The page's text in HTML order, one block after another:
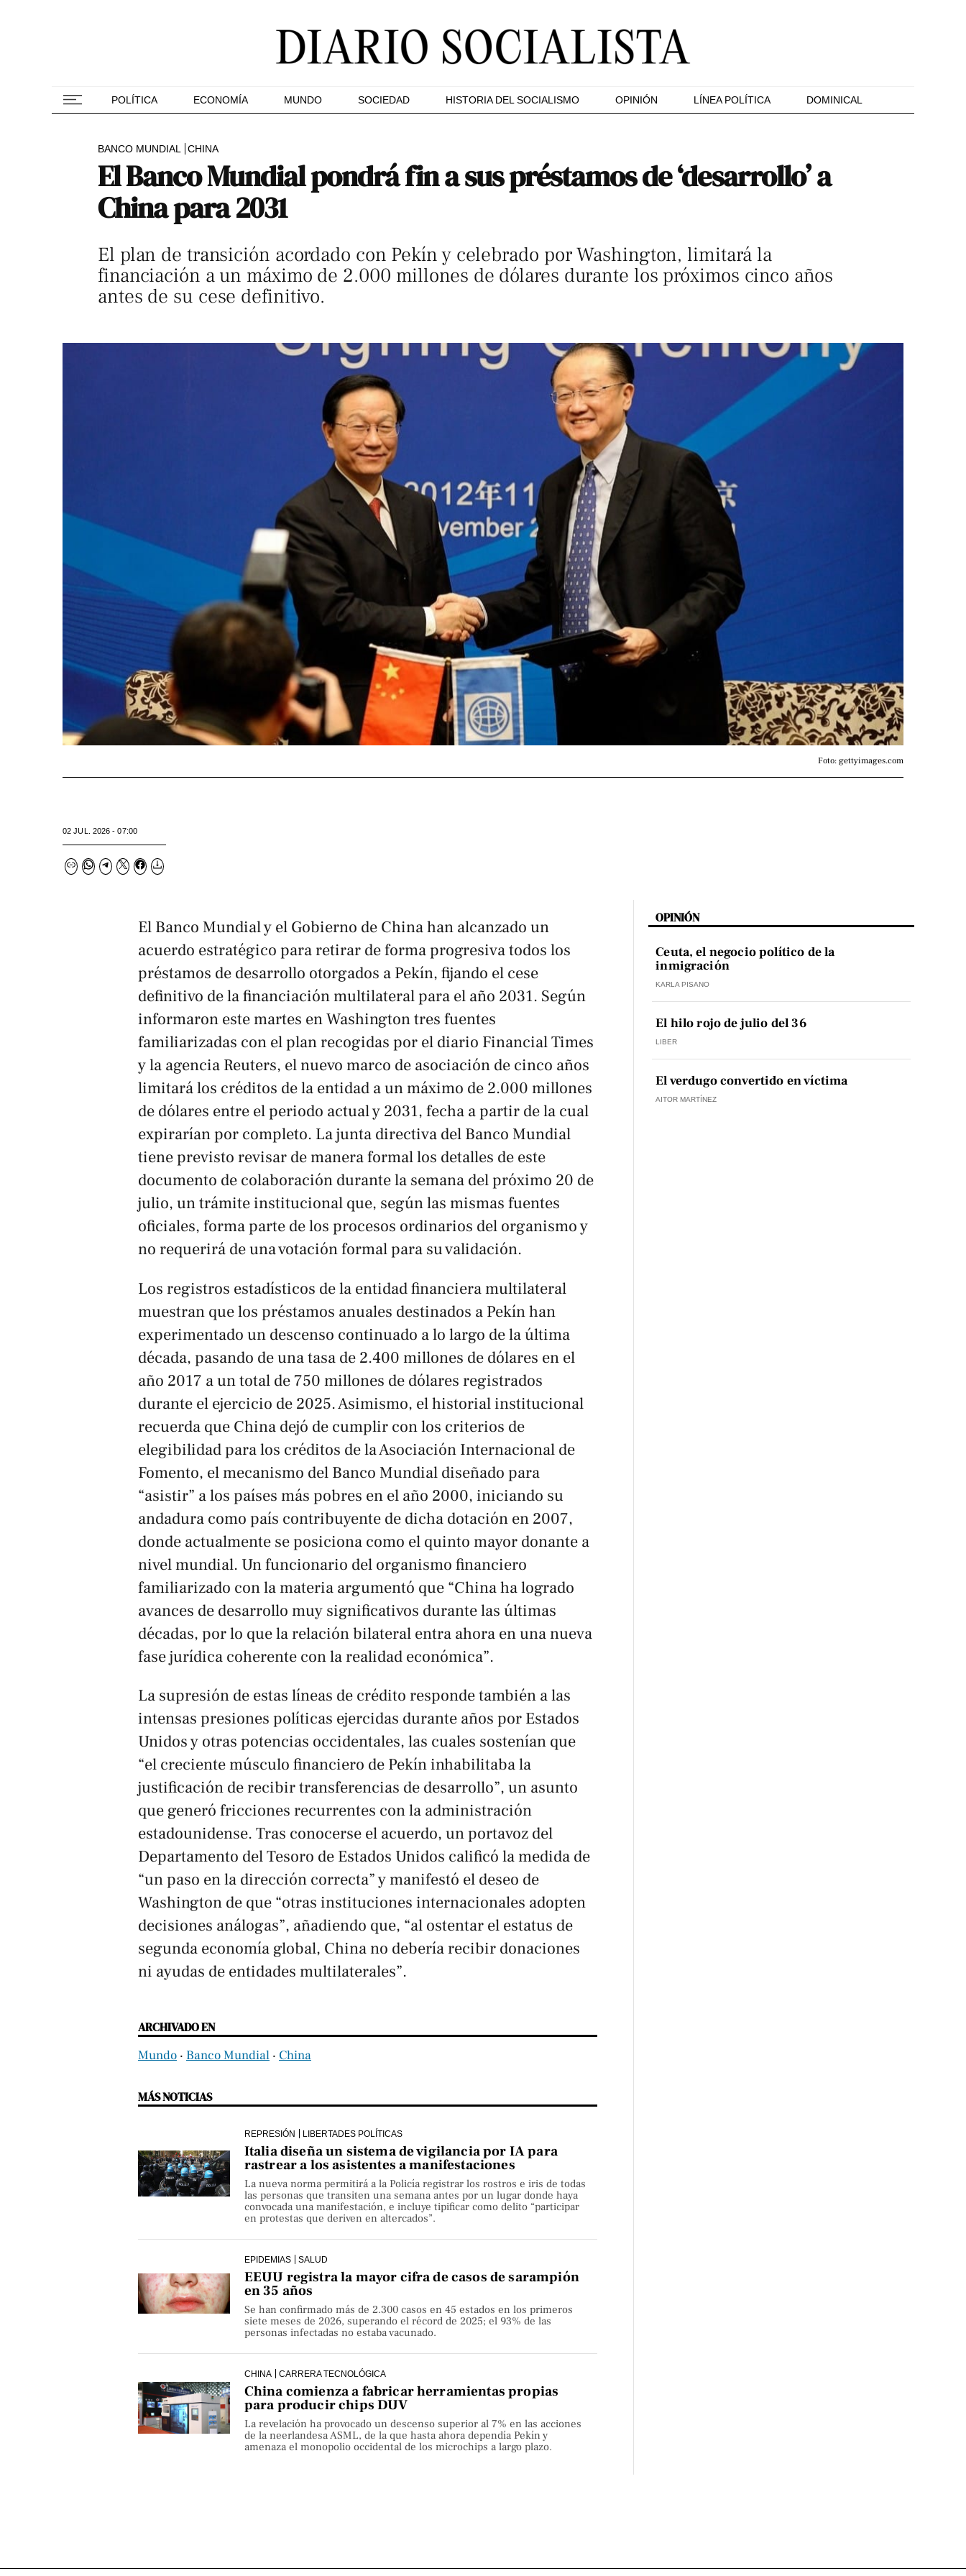
POLÍTICA ECONOMÍA MUNDO SOCIEDAD HISTORIA DEL SOCIALISMO OPINIÓN LÍNEA POLÍTICA DOMINICAL
BANCO MUNDIAL CHINA
El Banco Mundial pondrá fin a sus préstamos de ‘desarrollo’ a
China para 2031
El plan de transición acordado con Pekín y celebrado por Washington, limitará la
financiación a un máximo de 2.000 millones de dólares durante los próximos cinco años
antes de su cese definitivo.
Foto: gettyimages.com
02 JUL. 2026 - 07:00
El Banco Mundial y el Gobierno de China han alcanzado un
acuerdo estratégico para retirar de forma progresiva todos los
préstamos de desarrollo otorgados a Pekín, fijando el cese
definitivo de la financiación multilateral para el año 2031. Según
informaron este martes en Washington tres fuentes
familiarizadas con el plan recogidas por el diario Financial Times
y la agencia Reuters, el nuevo marco de asociación de cinco años
limitará los créditos de la entidad a un máximo de 2.000 millones
de dólares entre el periodo actual y 2031, fecha a partir de la cual
expirarían por completo. La junta directiva del Banco Mundial
tiene previsto revisar de manera formal los detalles de este
documento de colaboración durante la semana del próximo 20 de
julio, un trámite institucional que, según las mismas fuentes
oficiales, forma parte de los procesos ordinarios del organismo y
no requerirá de una votación formal para su validación.
Los registros estadísticos de la entidad financiera multilateral
muestran que los préstamos anuales destinados a Pekín han
experimentado un descenso continuado a lo largo de la última
década, pasando de una tasa de 2.400 millones de dólares en el
año 2017 a un total de 750 millones de dólares registrados
durante el ejercicio de 2025. Asimismo, el historial institucional
recuerda que China dejó de cumplir con los criterios de
elegibilidad para los créditos de la Asociación Internacional de
Fomento, el mecanismo del Banco Mundial diseñado para
“asistir” a los países más pobres en el año 2000, iniciando su
andadura como país contribuyente de dicha dotación en 2007,
donde actualmente se posiciona como el quinto mayor donante a
nivel mundial. Un funcionario del organismo financiero
familiarizado con la materia argumentó que “China ha logrado
avances de desarrollo muy significativos durante las últimas
décadas, por lo que la relación bilateral entra ahora en una nueva
fase jurídica coherente con la realidad económica”.
La supresión de estas líneas de crédito responde también a las
intensas presiones políticas ejercidas durante años por Estados
Unidos y otras potencias occidentales, las cuales sostenían que
“el creciente músculo financiero de Pekín inhabilitaba la
justificación de recibir transferencias de desarrollo”, un asunto
que generó fricciones recurrentes con la administración
estadounidense. Tras conocerse el acuerdo, un portavoz del
Departamento del Tesoro de Estados Unidos calificó la medida de
“un paso en la dirección correcta” y manifestó el deseo de
Washington de que “otras instituciones internacionales adopten
decisiones análogas”, añadiendo que, “al ostentar el estatus de
segunda economía global, China no debería recibir donaciones
ni ayudas de entidades multilaterales”.
ARCHIVADO EN
Mundo ‧ Banco Mundial ‧ China
MÁS NOTICIAS
REPRESIÓN LIBERTADES POLÍTICAS
Italia diseña un sistema de vigilancia por IA para
rastrear a los asistentes a manifestaciones
La nueva norma permitirá a la Policía registrar los rostros e iris de todas
las personas que transiten una semana antes por un lugar donde haya
convocada una manifestación, e incluye tipificar como delito “participar
en protestas que deriven en altercados”.
EPIDEMIAS SALUD
EEUU registra la mayor cifra de casos de sarampión
en 35 años
Se han confirmado más de 2.300 casos en 45 estados en los primeros
siete meses de 2026, superando el récord de 2025; el 93% de las
personas infectadas no estaba vacunado.
CHINA CARRERA TECNOLÓGICA
China comienza a fabricar herramientas propias
para producir chips DUV
La revelación ha provocado un descenso superior al 7% en las acciones
de la neerlandesa ASML, de la que hasta ahora dependía Pekín y
amenaza el monopolio occidental de los microchips a largo plazo.
OPINIÓN
Ceuta, el negocio político de la
inmigración
KARLA PISANO
El hilo rojo de julio del 36
LIBER
El verdugo convertido en víctima
AITOR MARTÍNEZ